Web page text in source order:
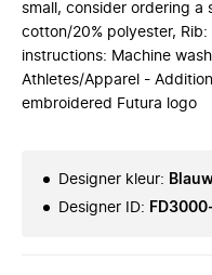
small, consider ordering a
cotton/20% polyester,
instructions: Machine
Athletes/Apparel -
embroidered Futura logo
Designer kleur:
Designer ID: